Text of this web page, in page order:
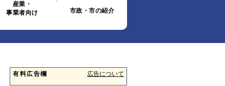
産業・
事業者向け
市政・市の紹介
有料広告欄 広告について